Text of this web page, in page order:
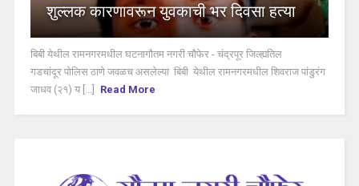
शुल्लक कारणावरून युवकाची भर दिवसा हत्या
बिबी येथील रामनगरमधील घटनागौतम नगरी चौफेर - चंद्रपूर जिल्ह्यतिल
गडचांदूर पोलिस ठाणे जवळच असलेल्या बिबी येथील रामनगरमधील शिवराज पांडुरंग
जाधव (२१) य [...]
Read More